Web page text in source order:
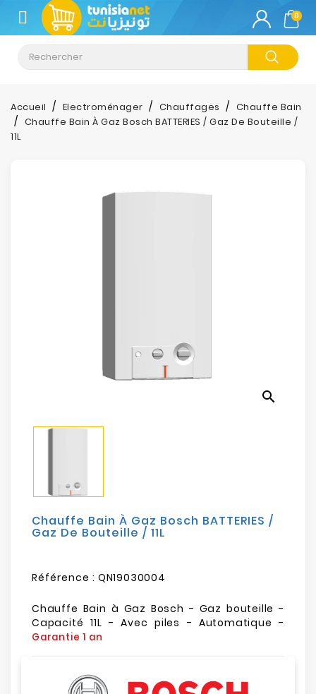
CATÉGORIE
Climatisation
Informatique
Téléphonie
Sécurité
Loisirs
0
Accueil Electroménager Chauffages
Chauffe Bain
Chauffe Bain À Gaz Bosch BATTERIES / Gaz De Bouteille /
11L
search
Chauffe Bain À Gaz Bosch BATTERIES /
Gaz De Bouteille / 11L
Référence : QN19030004
Chauffe Bain à Gaz Bosch - Gaz bouteille -
Capacité 11L - Avec piles - Automatique -
Garantie 1 an